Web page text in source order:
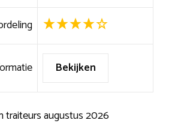
Bekijken
traiteurs augustus 2026